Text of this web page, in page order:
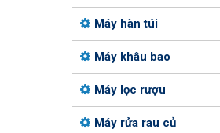
Máy hàn túi
Máy khâu bao
Máy lọc rượu
Máy rửa rau củ